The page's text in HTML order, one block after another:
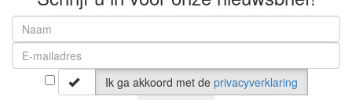
Ik ga akkoord met de privacyverklaring